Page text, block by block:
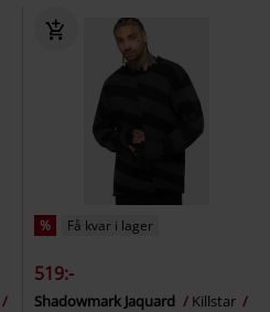
% Få kvar i lager
519:-
Shadowmark Jaquard
Killstar